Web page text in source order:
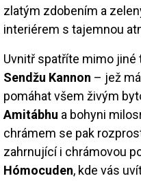
zlatým zdobením a
interiérem s tajemnou
Uvnitř spatříte mimo
Sendžu Kannon – jež
pomáhat všem živým
Amitábhu a bohyni
chrámem se pak
zahrnující i chrámovou
Hómocuden, kde vás